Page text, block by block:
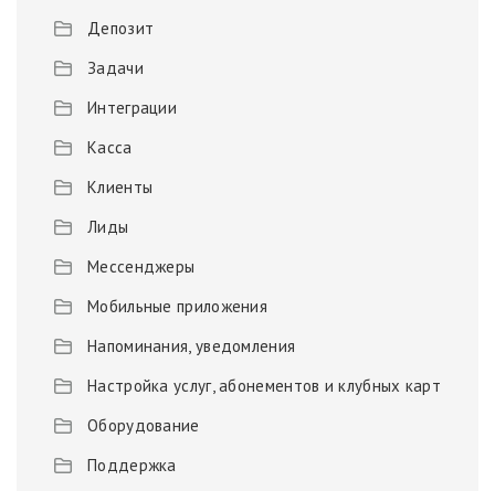
Депозит
Задачи
Интеграции
Касса
Клиенты
Лиды
Мессенджеры
Мобильные приложения
Напоминания, уведомления
Настройка услуг, абонементов и клубных карт
Оборудование
Поддержка